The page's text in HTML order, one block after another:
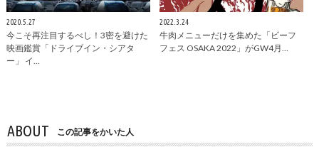
2020.5.27
今こそ再注目するべし！3密を避けた
映画鑑賞「ドライブイン・シアタ
ー」 イ…
2022.3.24
牛肉メニューだけを集めた「ビーフ
フェス OSAKA 2022」がGW4月…
ABOUT この記事をかいた人